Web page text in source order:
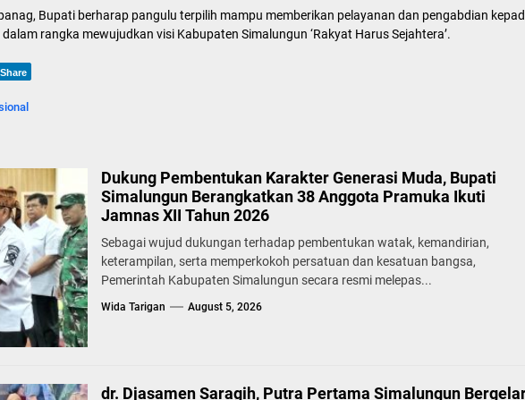
Bupati berharap pangulu terpilih mampu memberikan pelayanan dan pengabdian
rangka mewujudkan visi Kabupaten Simalungun ‘Rakyat Harus Sejahtera’.
Share
Dukung Pembentukan Karakter Generasi Muda, Bupati
Simalungun Berangkatkan 38 Anggota Pramuka Ikuti
Jamnas XII Tahun 2026
Sebagai wujud dukungan terhadap pembentukan watak, kemandirian,
keterampilan, serta memperkokoh persatuan dan kesatuan bangsa,
Pemerintah Kabupaten Simalungun secara resmi melepas...
Wida Tarigan August 5, 2026
dr. Djasamen Saragih, Putra Pertama Simalungun